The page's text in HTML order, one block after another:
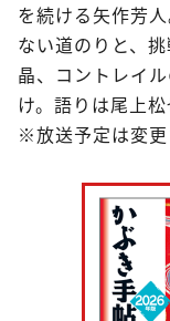
を続ける矢作芳
ない道のりと、
晶、コントレイ
け。語りは尾上松
※放送予定は変